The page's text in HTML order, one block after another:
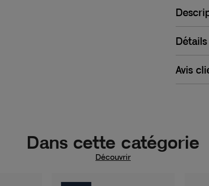
Avis
Dans cette catégorie
Découvrir